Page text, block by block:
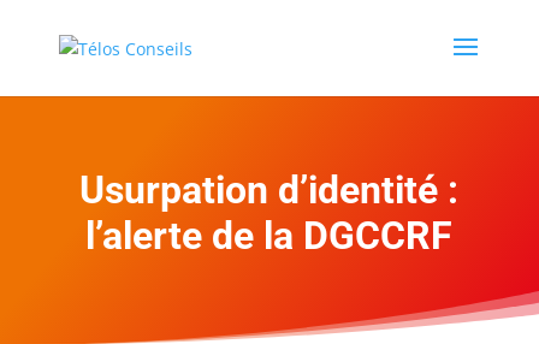
Usurpation d’identité :
l’alerte de la DGCCRF